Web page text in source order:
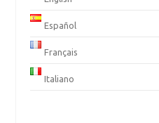
Español
Français
Italiano